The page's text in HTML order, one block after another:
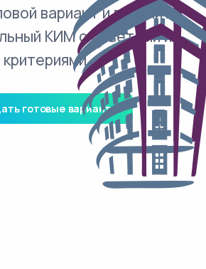
вариант и получить
КИМ с ответами и
критериями.
готовые варианты